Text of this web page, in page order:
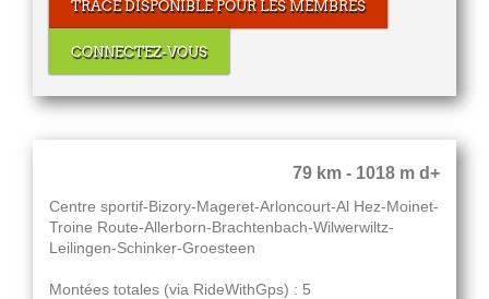
TRACE DISPONIBLE POUR LES MEMBRES
CONNECTEZ-VOUS
79 km - 1018 m d+
Centre sportif-Bizory-Mageret-Arloncourt-Al Hez-Moinet-
Troine Route-Allerborn-Brachtenbach-Wilwerwiltz-
Leilingen-Schinker-Groesteen
Montées totales (via RideWithGps) : 5